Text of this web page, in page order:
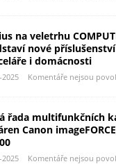
na veletrhu
nové
i domácnosti
2025 Komentáře nejsou
řada multifunkčních
Canon
2025 Komentáře nejsou